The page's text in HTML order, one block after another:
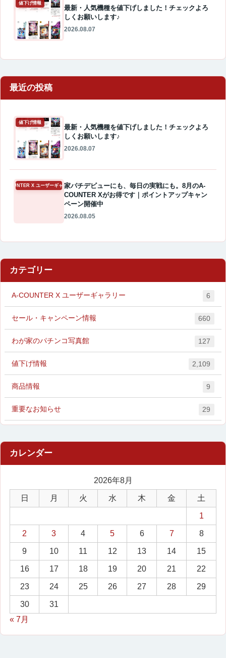
値下げ情報
最新・人気機種を値下げしました！チェックよろ
しくお願いします♪
2026.08.07
最近の投稿
値下げ情報
最新・人気機種を値下げしました！チェックよろ
しくお願いします♪
2026.08.07
A-COUNTER X ユーザーギャラリー家パチデビューにも、毎日の実戦にも。8月のA-
COUNTER Xがお得です｜ポイントアップキャン
ペーン開催中
2026.08.05
カテゴリー
A-COUNTER X ユーザーギャラリー 6
セール・キャンペーン情報 660
わが家のパチンコ写真館 127
値下げ情報 2,109
商品情報 9
重要なお知らせ 29
2026年8月
日 月 火 水 木 金 土
1
2 3 4 5 6 7 8
9 10 11 12 13 14 15
16 17 18 19 20 21 22
23 24 25 26 27 28 29
30
31
« 7月